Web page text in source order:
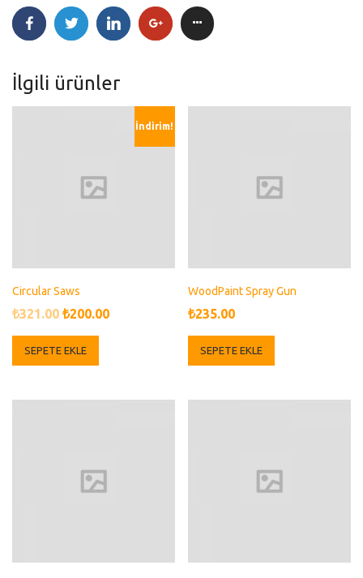
İlgili ürünler
İndirim!
Circular Saws
₺321.00 Orijinal
fiyat:
₺321.00.
₺200.00Şu
SEPETE EKLE
WoodPaint Spray Gun
₺235.00
SEPETE EKLE